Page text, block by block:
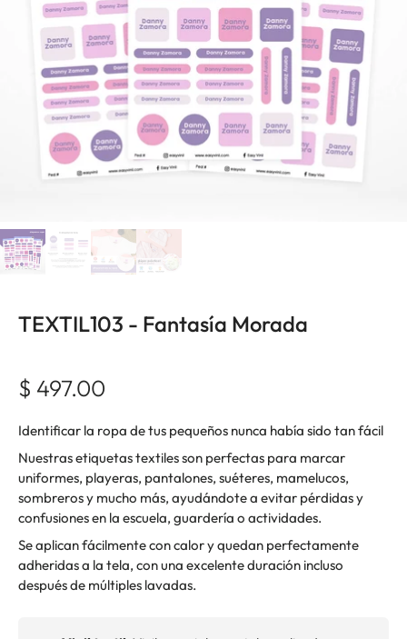
TEXTIL103 - Fantasía Morada
$ 497.00
Identificar la ropa de tus pequeños nunca había sido tan fácil
Nuestras etiquetas textiles son perfectas para marcar
uniformes, playeras, pantalones, suéteres, mamelucos,
sombreros y mucho más, ayudándote a evitar pérdidas y
confusiones en la escuela, guardería o actividades.
Se aplican fácilmente con calor y quedan perfectamente
adheridas a la tela, con una excelente duración incluso
después de múltiples lavadas.